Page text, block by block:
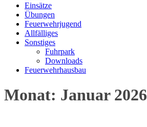
Einsätze
Übungen
Feuerwehrjugend
Allfälliges
Sonstiges
Fuhrpark
Downloads
Feuerwehrhausbau
Monat: Januar 2026